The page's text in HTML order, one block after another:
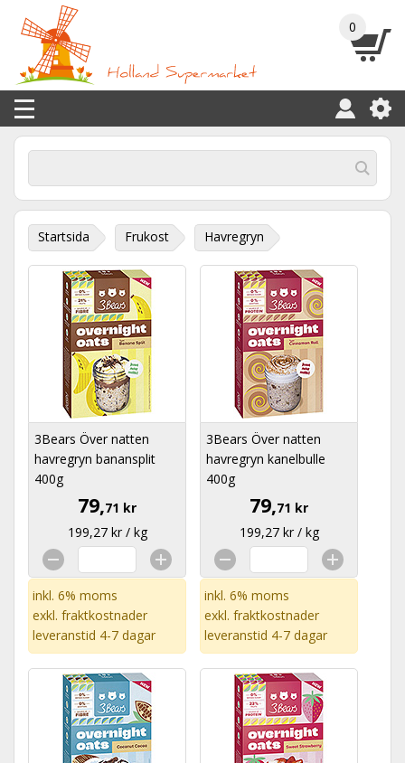
0
Startsida Frukost Havregryn
3Bears Över natten
havregryn banansplit
400g
79,71 kr
199,27 kr / kg
inkl. 6% moms
exkl. fraktkostnader
leveranstid 4-7 dagar
3Bears Över natten
havregryn kanelbulle
400g
79,71 kr
199,27 kr / kg
inkl. 6% moms
exkl. fraktkostnader
leveranstid 4-7 dagar